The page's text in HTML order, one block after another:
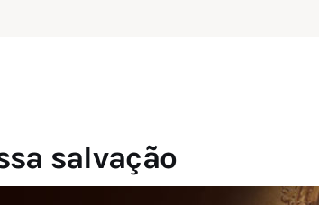
salvação